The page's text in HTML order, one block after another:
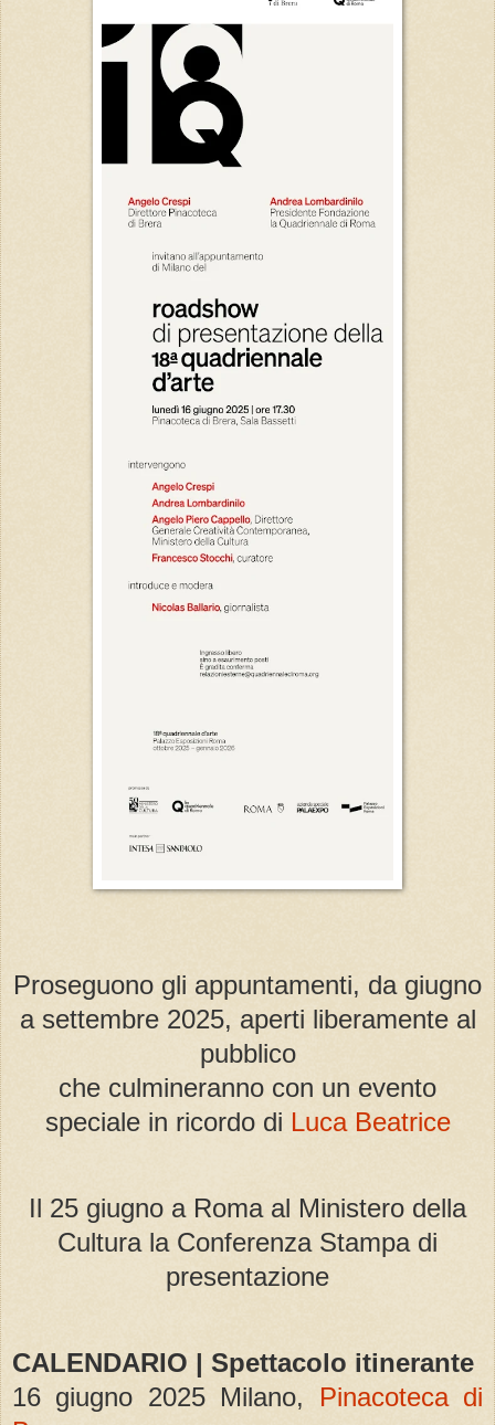
Proseguono gli appuntamenti, da giugno
a settembre 2025, aperti liberamente al
pubblico
che culmineranno con un evento
speciale in ricordo di Luca Beatrice
Il 25 giugno a Roma al Ministero della
Cultura la Conferenza Stampa di
presentazione
CALENDARIO | Spettacolo itinerante
16 giugno 2025 Milano, Pinacoteca di